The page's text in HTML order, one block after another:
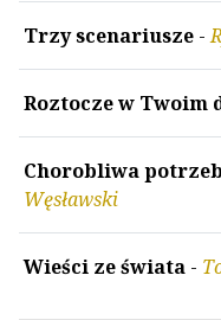
Trzy scenariusze -
Roztocze w Twoim
Chorobliwa
Węsławski
Wieści ze świata -